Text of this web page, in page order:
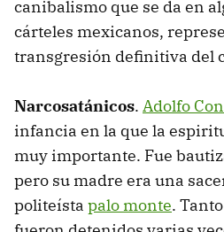
canibalismo que se da en
cárteles mexicanos,
transgresión definitiva del
Narcosatánicos. Adolfo
infancia en la que la
muy importante. Fue
pero su madre era una
politeísta palo monte.